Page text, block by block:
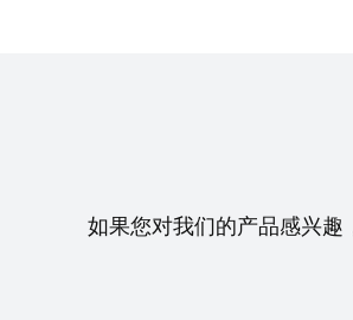
如果您对我们的产品感兴